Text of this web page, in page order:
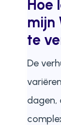
Hoe
mijn
te
De
dagen,